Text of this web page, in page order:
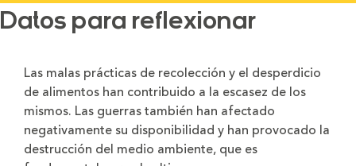
Datos para reflexionar
Las malas prácticas de recolección y el desperdicio
de alimentos han contribuido a la escasez de los
mismos. Las guerras también han afectado
negativamente su disponibilidad y han provocado la
destrucción del medio ambiente, que es